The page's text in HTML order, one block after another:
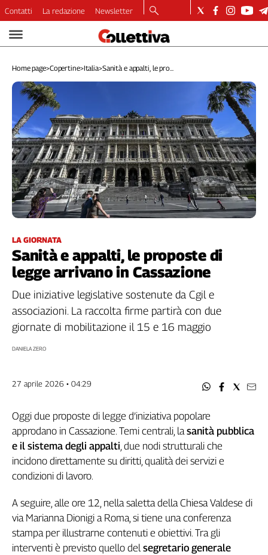
Video
Dirette
Longform
Copertine
Economia
Lavoro
Ambiente
Diritti
Welfare
Italia
Internazionale
Categorie
Filcams
Filctem
Fillea
Filt
Fisac
Flc
Nidil
Slc
Spi
Inca
Caaf
Speciali
G8
di
Genova,
Contatti La redazione Newsletter
Home page>Copertine>Italia>Sanità e appalti, le pro...
LA GIORNATA
Sanità e appalti, le proposte di
legge arrivano in Cassazione
Due iniziative legislative sostenute da Cgil e
associazioni. La raccolta firme partirà con due
giornate di mobilitazione il 15 e 16 maggio
DANIELA ZERO
27 aprile 2026 • 04:29
Oggi due proposte di legge d’iniziativa popolare
approdano in Cassazione. Temi centrali, lasanità pubblica
e il sistema degli appalti, due nodi strutturali che
incidono direttamente su diritti, qualità dei servizi e
condizioni di lavoro.
A seguire, alle ore 12, nella saletta della Chiesa Valdese di
via Marianna Dionigi a Roma, si tiene una conferenza
stampa per illustrarne contenuti e obiettivi. Tra gli
interventi è previsto quello delsegretario generale